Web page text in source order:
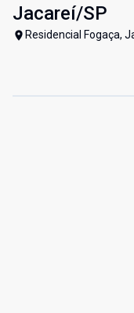
Jacareí/SP
Residencial Fogaça,